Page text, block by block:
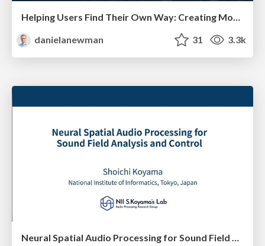
Helping Users Find Their Own Way: Creating Modern Search Experiences
danielanewman
31 3.3k
Neural Spatial Audio Processing for Sound Field Analysis and Control